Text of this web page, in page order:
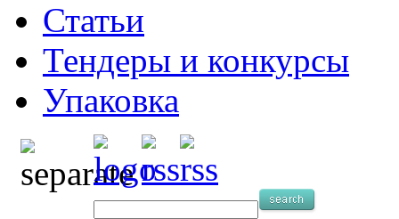
Статьи
Тендеры и конкурсы
Упаковка